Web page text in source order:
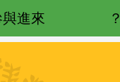
與進來